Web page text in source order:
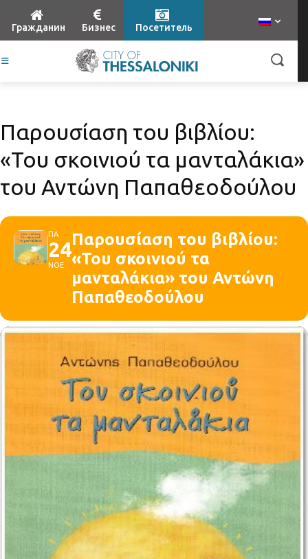
Гражданин Бизнес Посетитель
Παρουσίαση του βιβλίου:
«Του σκοινιού τα μανταλάκια»
του Αντώνη Παπαθεοδούλου
ΠΑ
24
ΝΟΕ
Παρουσίαση του βιβλίου:
«Του σκοινιού τα
μανταλάκια» του Αντώνη
Παπαθεοδούλου